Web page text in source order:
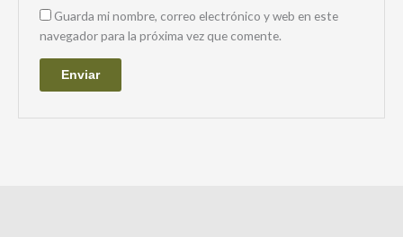
Guarda mi nombre, correo electrónico y web en este
navegador para la próxima vez que comente.